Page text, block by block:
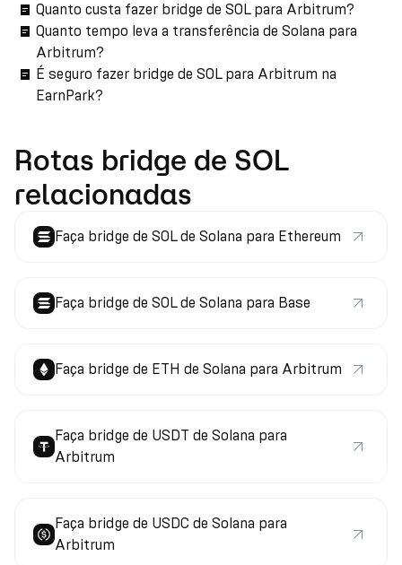
Quanto custa fazer bridge de SOL para Arbitrum?
Quanto tempo leva a transferência de Solana para
Arbitrum?
É seguro fazer bridge de SOL para Arbitrum na
EarnPark?
Rotas bridge de SOL
relacionadas
Faça bridge de SOL de Solana para Ethereum
Faça bridge de SOL de Solana para Base
Faça bridge de ETH de Solana para Arbitrum
Faça bridge de USDT de Solana para
Arbitrum
Faça bridge de USDC de Solana para
Arbitrum